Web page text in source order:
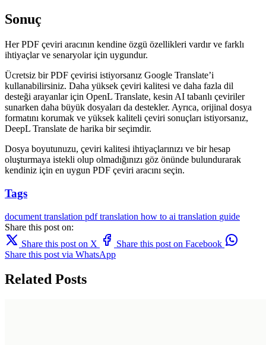
Sonuç
Her PDF çeviri aracının kendine özgü özellikleri vardır ve farklı
ihtiyaçlar ve senaryolar için uygundur.
Ücretsiz bir PDF çevirisi istiyorsanız Google Translate’i
kullanabilirsiniz. Daha yüksek çeviri kalitesi ve daha fazla dil
desteği arayanlar için OpenL Translate, kesin AI tabanlı çeviriler
sunarken daha büyük dosyaları da destekler. Ayrıca, orijinal dosya
formatını korumak ve yüksek kaliteli çeviri sonuçları istiyorsanız,
DeepL Translate de harika bir seçimdir.
Dosya boyutunuzu, çeviri kalitesi ihtiyaçlarınızı ve bir hesap
oluşturmaya istekli olup olmadığınızı göz önünde bulundurarak
kendiniz için en uygun PDF çeviri aracını seçin.
Tags
document translation pdf translation how to ai translation guide
Share this post on:
Share this post on X
Share this post on Facebook
Share this post via WhatsApp
Related Posts